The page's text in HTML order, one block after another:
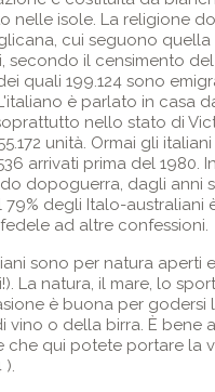
nelle isole. La religione
cui seguono
secondo il censimento
quali 199.124 sono
è parlato in casa
nello stato di
unità. Ormai gli
arrivati prima del
dopoguerra, dagli anni
79% degli Italo-australiani
ad altre confessioni.
sono per natura aperti
La natura, il mare, lo
è buona per godersi
vino o della birra. È bene
che qui potete portare la